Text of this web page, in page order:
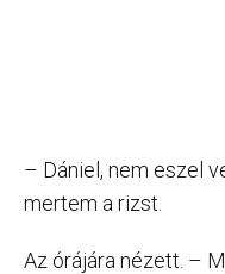
– Dániel, nem eszel
mertem a rizst.
Az órájára nézett. –